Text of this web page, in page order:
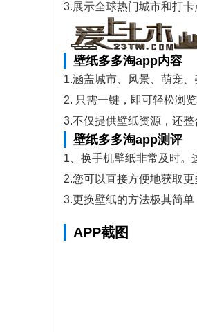
3.展示全球热门城市和打
壁纸多多淘app内容
1.涵盖城市、风景、萌宠
2. 只需一键，即可轻松浏
3.不仅提供壁纸资源，还
壁纸多多淘app测评
1、换手机壁纸非常及时。
2.您可以直接方便地获取
3.更换壁纸的方法极其简
APP截图